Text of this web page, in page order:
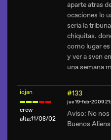
aparte atras
ocaciones lo
seria la
chiquitas.
como lugar es
y ver a sven
una semana
iojan
crew
alta:11/08/02
#133
jue 19-feb-2009
Aviso: No nos
Buenos